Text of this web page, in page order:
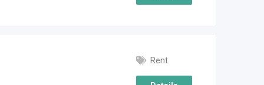
Rent